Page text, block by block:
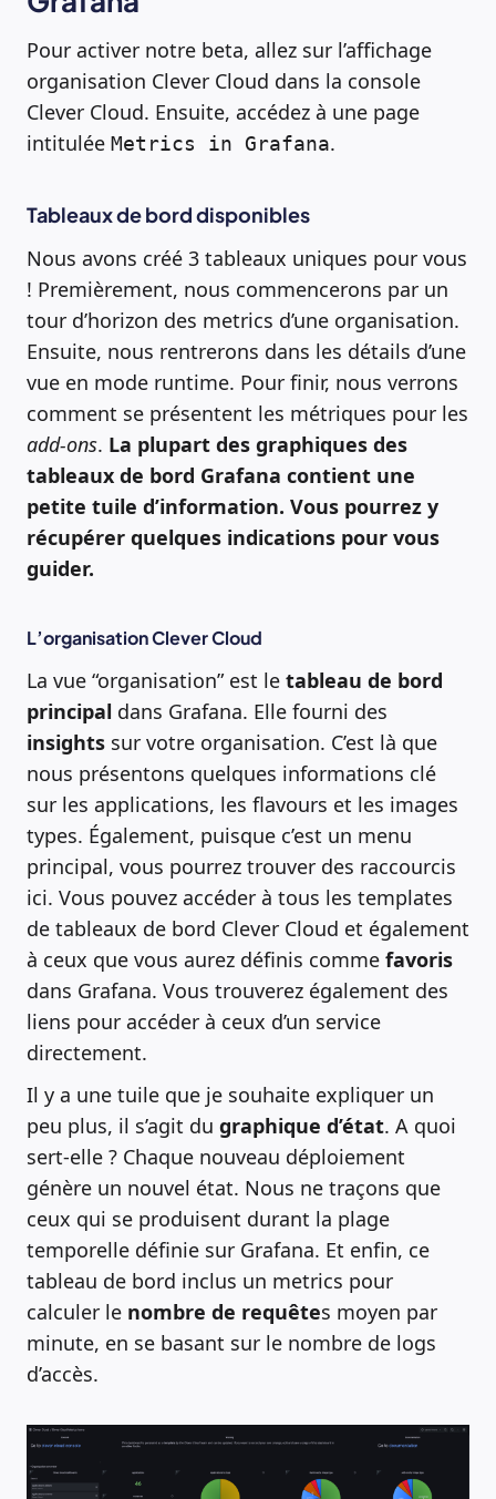
Pour activer notre beta, allez sur l’affichage
organisation Clever Cloud dans la console
Clever Cloud. Ensuite, accédez à une page
intitulée Metrics in Grafana.
Tableaux de bord disponibles
Nous avons créé 3 tableaux uniques pour vous
! Premièrement, nous commencerons par un
tour d’horizon des metrics d’une organisation.
Ensuite, nous rentrerons dans les détails d’une
vue en mode runtime. Pour finir, nous verrons
comment se présentent les métriques pour les
add-ons. La plupart des graphiques des
tableaux de bord Grafana contient une
petite tuile d’information. Vous pourrez y
récupérer quelques indications pour vous
guider.
L’organisation Clever Cloud
La vue “organisation” est le tableau de bord
principal dans Grafana. Elle fourni des
insights sur votre organisation. C’est là que
nous présentons quelques informations clé
sur les applications, les flavours et les images
types. Également, puisque c’est un menu
principal, vous pourrez trouver des raccourcis
ici. Vous pouvez accéder à tous les templates
de tableaux de bord Clever Cloud et également
à ceux que vous aurez définis comme favoris
dans Grafana. Vous trouverez également des
liens pour accéder à ceux d’un service
directement.
Il y a une tuile que je souhaite expliquer un
peu plus, il s’agit du graphique d’état. A quoi
sert-elle ? Chaque nouveau déploiement
génère un nouvel état. Nous ne traçons que
ceux qui se produisent durant la plage
temporelle définie sur Grafana. Et enfin, ce
tableau de bord inclus un metrics pour
calculer le nombre de requêtes moyen par
minute, en se basant sur le nombre de logs
d’accès.